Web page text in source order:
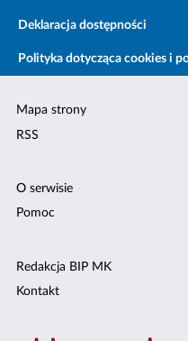
Deklaracja dostępności
Polityka dotycząca cookies i
Mapa strony
RSS
O serwisie
Pomoc
Redakcja BIP MK
Kontakt